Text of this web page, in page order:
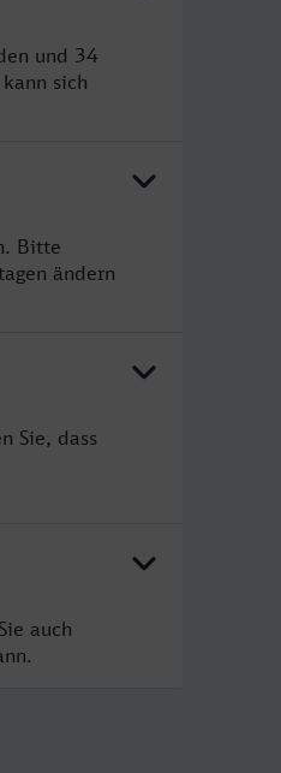
und 34
sich
Bitte
ändern
Sie, dass
auch